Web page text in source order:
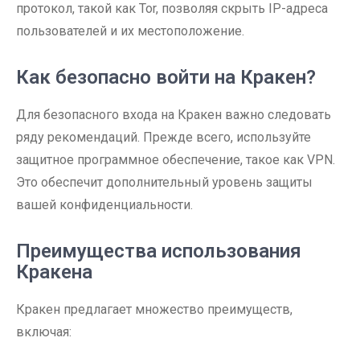
протокол, такой как Tor, позволяя скрыть IP-адреса
пользователей и их местоположение.
Как безопасно войти на Кракен?
Для безопасного входа на Кракен важно следовать
ряду рекомендаций. Прежде всего, используйте
защитное программное обеспечение, такое как VPN.
Это обеспечит дополнительный уровень защиты
вашей конфиденциальности.
Преимущества использования
Кракена
Кракен предлагает множество преимуществ,
включая: